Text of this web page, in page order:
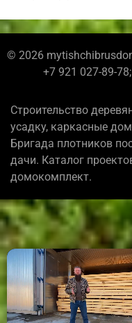
© 2026
+7 921 027-89-
Строительство
усадку, каркасные
Бригада плотников
дачи. Каталог
домокомплект.